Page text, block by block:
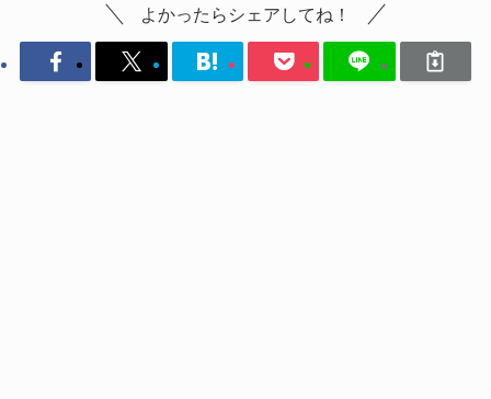
よかったらシェアしてね！